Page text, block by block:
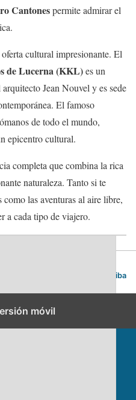
Cantonespermite admirar el
cultural impresionante. El
de Lucerna (KKL)es un
Jean Nouvel y es sede
El famoso
de todo el mundo,
epicentro cultural.
completa que combina la rica
naturaleza. Tanto si te
las aventuras al aire libre,
a cada tipo de viajero.
Volver arriba
móvil